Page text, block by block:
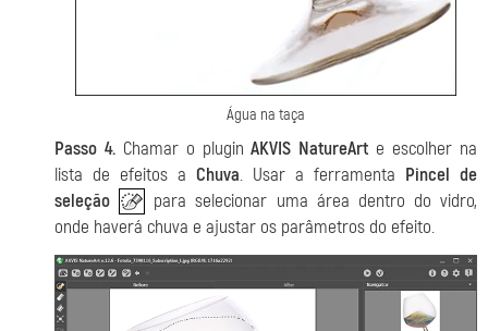
Água na taça
Passo 4.Chamar o pluginAKVIS NatureArt e escolher na
lista de efeitos a Chuva. Usar a ferramenta Pincel de
seleção
para selecionar uma área dentro do vidro,
onde haverá chuva e ajustar os parâmetros do efeito.